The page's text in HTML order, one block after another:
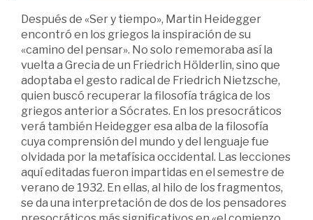
Después de «Ser y tiempo», Martin Heidegger
encontró en los griegos la inspiración de su
«camino del pensar». No solo rememoraba así la
vuelta a Grecia de un Friedrich Hölderlin, sino que
adoptaba el gesto radical de Friedrich Nietzsche,
quien buscó recuperar la filosofía trágica de los
griegos anterior a Sócrates. En los presocráticos
verá también Heidegger esa alba de la filosofía
cuya comprensión del mundo y del lenguaje fue
olvidada por la metafísica occidental. Las lecciones
aquí editadas fueron impartidas en el semestre de
verano de 1932. En ellas, al hilo de los fragmentos,
se da una interpretación de dos de los pensadores